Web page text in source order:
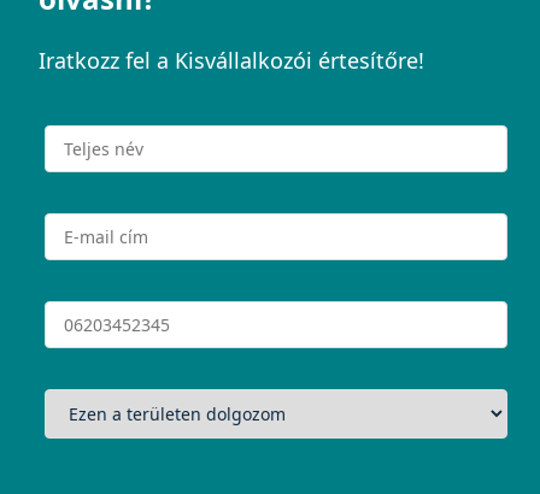
Iratkozz fel a Kisvállalkozói értesítőre!